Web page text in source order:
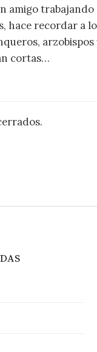
amigo
hace recordar a
cortas…